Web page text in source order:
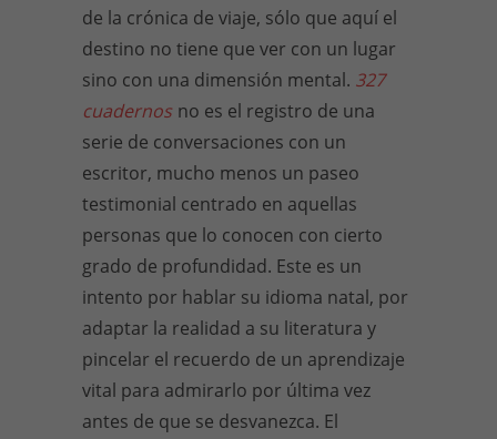
de la crónica de viaje, sólo que aquí el
destino no tiene que ver con un lugar
sino con una dimensión mental. 327
cuadernos no es el registro de una
serie de conversaciones con un
escritor, mucho menos un paseo
testimonial centrado en aquellas
personas que lo conocen con cierto
grado de profundidad. Este es un
intento por hablar su idioma natal, por
adaptar la realidad a su literatura y
pincelar el recuerdo de un aprendizaje
vital para admirarlo por última vez
antes de que se desvanezca. El